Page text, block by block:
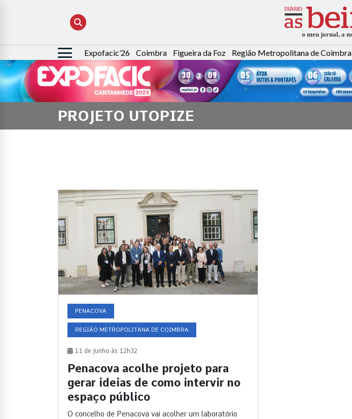
Pesquisar
por:
Expofacic’26 Coimbra Figueira da Foz Região Metropolitana de Coimbra
PROJETO UTOPIZE
PENACOVA
REGIÃO METROPOLITANA DE COIMBRA
11 de Junho às 12h32
Penacova acolhe projeto para
gerar ideias de como intervir no
espaço público
O concelho de Penacova vai acolher um laboratório